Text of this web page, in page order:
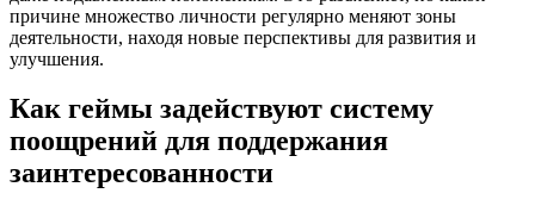
причине множество личности регулярно меняют зоны
деятельности, находя новые перспективы для развития и
улучшения.
Как геймы задействуют систему
поощрений для поддержания
заинтересованности